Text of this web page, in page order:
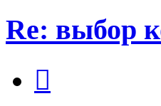
Re: выбор